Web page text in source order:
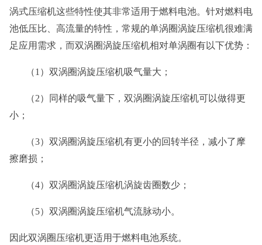
涡式压缩机这些特性使其非常适用于燃料电池。针对燃料电
池低压比、高流量的特性，常规的单涡圈涡旋压缩机很难满
足应用需求，而双涡圈涡旋压缩机相对单涡圈有以下优势：
（1）双涡圈涡旋压缩机吸气量大；
（2）同样的吸气量下，双涡圈涡旋压缩机可以做得更
小；
（3）双涡圈涡旋压缩机有更小的回转半径，减小了摩
擦磨损；
（4）双涡圈涡旋压缩机涡旋齿圈数少；
（5）双涡圈涡旋压缩机气流脉动小。
因此双涡圈压缩机更适用于燃料电池系统。